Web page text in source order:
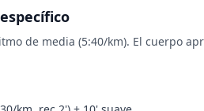
de media (5:40/km). El cuerpo